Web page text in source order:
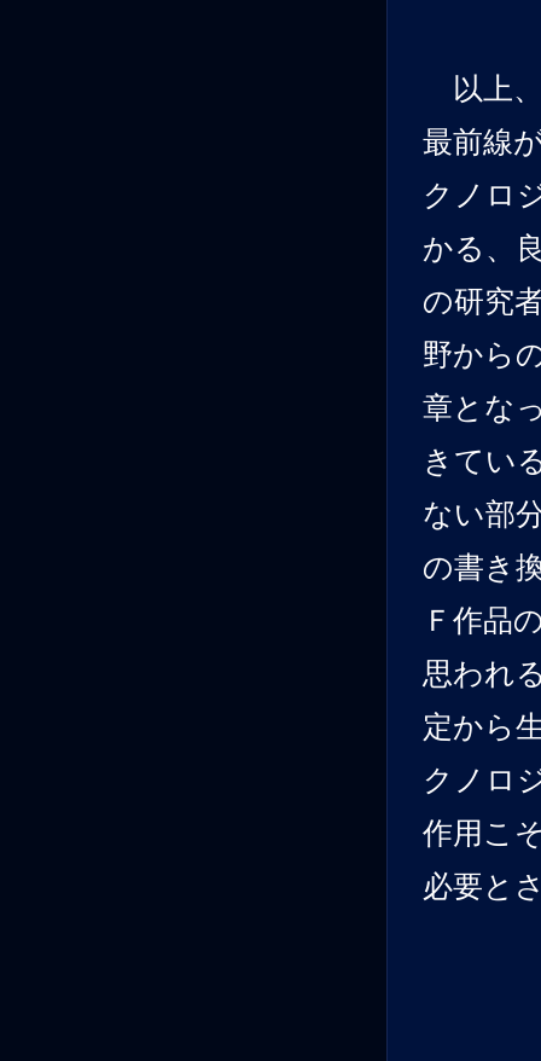
以上、
最前線
クノロ
かる、
の研究
野から
章とな
きてい
ない部
の書き
Ｆ作品
思われ
定から
クノロ
作用こ
必要と